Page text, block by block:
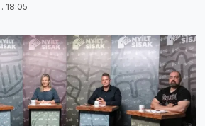
18:05